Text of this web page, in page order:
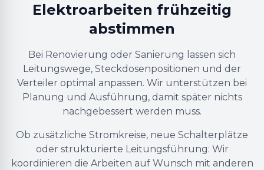
Elektroarbeiten frühzeitig
abstimmen
Bei Renovierung oder Sanierung lassen sich
Leitungswege, Steckdosenpositionen und der
Verteiler optimal anpassen. Wir unterstützen bei
Planung und Ausführung, damit später nichts
nachgebessert werden muss.
Ob zusätzliche Stromkreise, neue Schalterplätze
oder strukturierte Leitungsführung: Wir
koordinieren die Arbeiten auf Wunsch mit anderen